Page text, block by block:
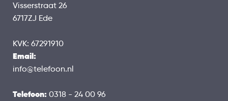
Visserstraat 26
6717ZJ Ede
KVK: 67291910
Email:
info@telefoon.nl
Telefoon: 0318 - 24 00 96